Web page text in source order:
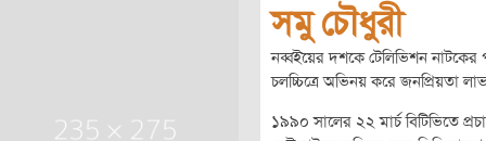
সমু চৌধুরী
নব্বইয়ের দশকে টেলিভিশন নাটকের
চলচ্চিত্রে অভিনয় করে জনপ্রিয়তা
১৯৯০ সালের ২২ মার্চ বিটিভিতে